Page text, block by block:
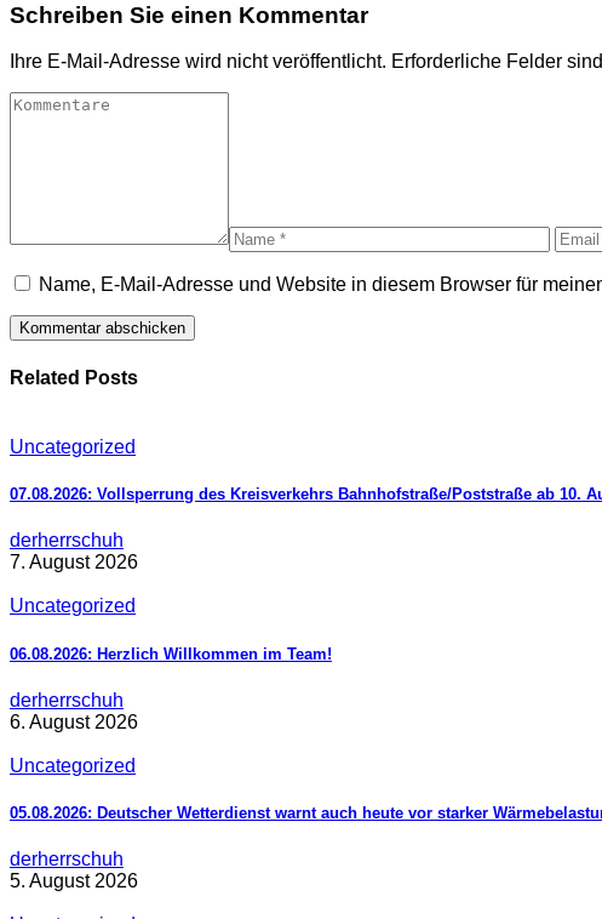
Schreiben Sie einen Kommentar
Ihre E-Mail-Adresse wird nicht veröffentlicht. Erforderliche Felder
Name, E-Mail-Adresse und Website in diesem Browser für
Related Posts
Uncategorized
07.08.2026: Vollsperrung des Kreisverkehrs Bahnhofstraße/Poststraße ab 10.
derherrschuh
7. August 2026
Uncategorized
06.08.2026: Herzlich Willkommen im Team!
derherrschuh
6. August 2026
Uncategorized
05.08.2026: Deutscher Wetterdienst warnt auch heute vor starker
derherrschuh
5. August 2026